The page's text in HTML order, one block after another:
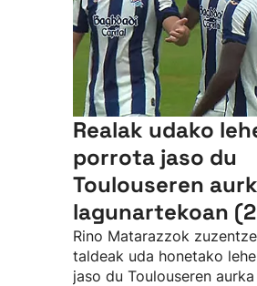
Realak udako
porrota jaso du
Toulouseren
lagunartekoan
Rino Matarazzok
taldeak uda honetako
jaso du Toulouseren